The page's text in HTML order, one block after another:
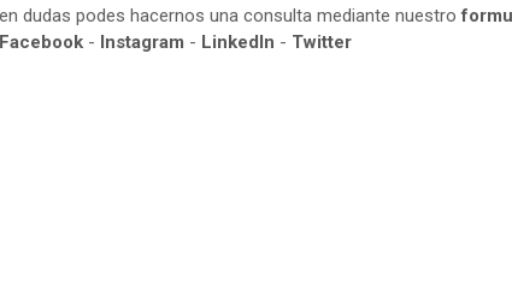
dudas podes hacernos una consulta mediante nuestro
Facebook - Instagram - LinkedIn - Twitter